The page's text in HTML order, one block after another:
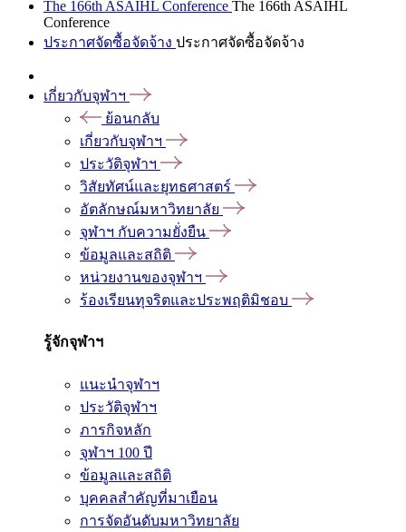
The 166th ASAIHL Conference The 166th ASAIHL
Conference
ประกาศจัดซื้อจัดจ้าง ประกาศจัดซื้อจัดจ้าง
เกี่ยวกับจุฬาฯ
ย้อนกลับ
เกี่ยวกับจุฬาฯ
ประวัติจุฬาฯ
วิสัยทัศน์และยุทธศาสตร์
อัตลักษณ์มหาวิทยาลัย
จุฬาฯ กับความยั่งยืน
ข้อมูลและสถิติ
หน่วยงานของจุฬาฯ
ร้องเรียนทุจริตและประพฤติมิชอบ
รู้จักจุฬาฯ
แนะนำจุฬาฯ
ประวัติจุฬาฯ
ภารกิจหลัก
จุฬาฯ 100 ปี
ข้อมูลและสถิติ
บุคคลสำคัญที่มาเยือน
การจัดอันดับมหาวิทยาลัย